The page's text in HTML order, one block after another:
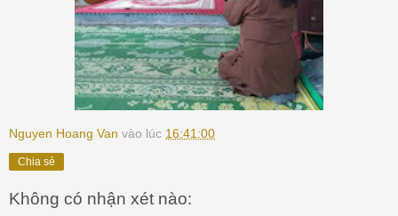
Nguyen Hoang Van vào lúc 16:41:00
Chia sẻ
Không có nhận xét nào: